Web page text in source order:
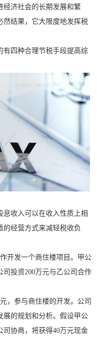
经济社会的长期发展和繁
然结果，它大限度地发挥税
有四种合理节税手段提高综
收入可以在收入性质上相
的经营方式来减轻税收负
开发一个商住楼项目。甲公
投资200万元与乙公司合作
，参与商住楼的开发。公司
展的规划和分析。假设甲公
司协商，将获得40万元现金